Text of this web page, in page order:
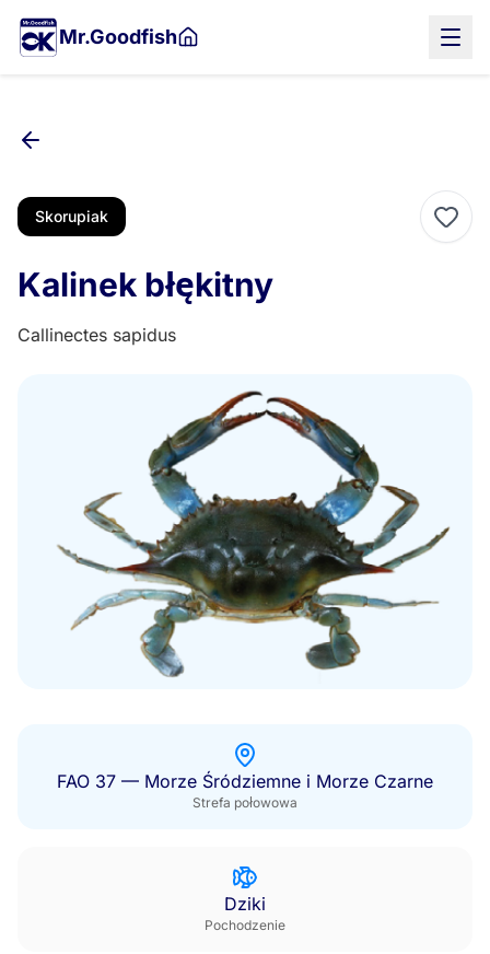
Przejdź
Mr.Goodfish
Skorupiak
Kalinek błękitny
Callinectes sapidus
FAO 37 — Morze Śródziemne i Morze Czarne
Strefa połowowa
Dziki
Pochodzenie